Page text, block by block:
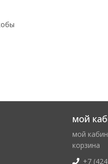
мой
мой
корзина
+7